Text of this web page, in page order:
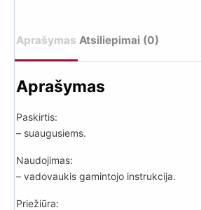
Aprašymas Atsiliepimai (0)
Aprašymas
Paskirtis:
– suaugusiems.
Naudojimas:
– vadovaukis gamintojo instrukcija.
Priežiūra: